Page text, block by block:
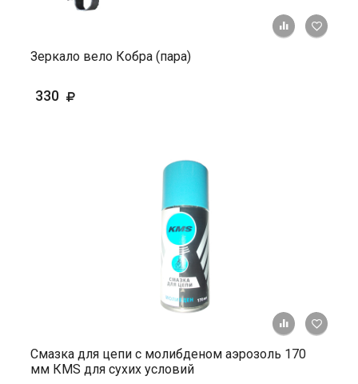
+ К
Зеркало вело Кобра (пара)
330
+ К
Смазка для цепи с молибденом аэрозоль 170
мм КМS для сухих условий